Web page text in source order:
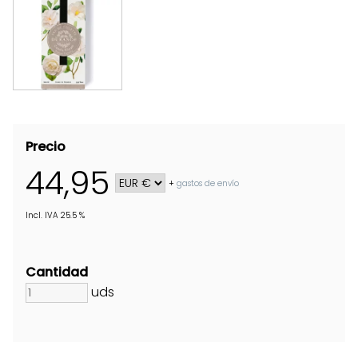
Precio
44,95 +gastos de envío
Incl. IVA 25.5 %
Cantidad
uds